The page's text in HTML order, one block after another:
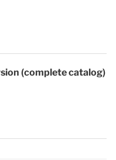
(complete catalog)